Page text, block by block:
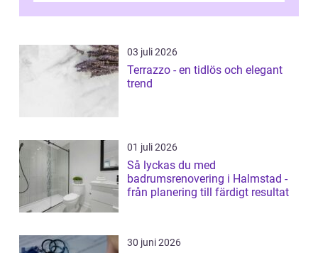
03 juli 2026
Terrazzo - en tidlös och elegant
trend
01 juli 2026
Så lyckas du med
badrumsrenovering i Halmstad -
från planering till färdigt resultat
30 juni 2026